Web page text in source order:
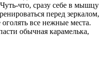
что, сразу себе в мышцу
перед зеркалом,
все нежные места.
обычная карамелька,